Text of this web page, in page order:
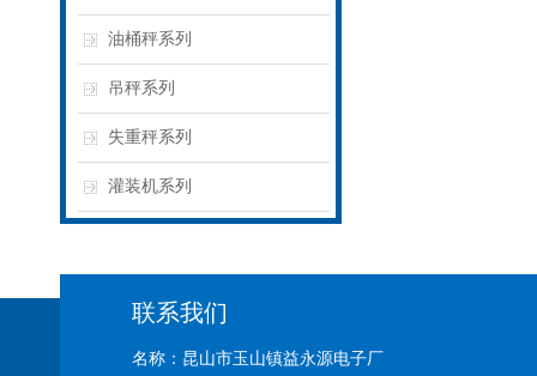
油桶秤系列
吊秤系列
失重秤系列
灌装机系列
联系我们
名称：昆山市玉山镇益永源电子厂